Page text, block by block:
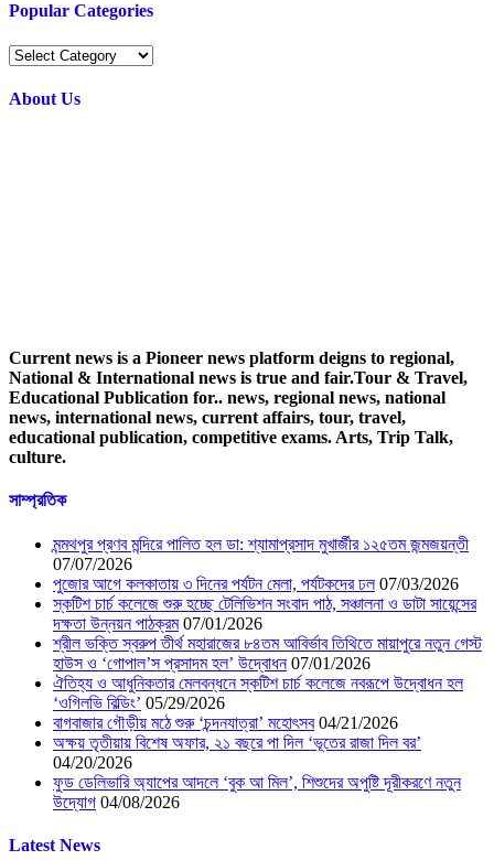
Popular Categories
Popular
About Us
Current news is a Pioneer news platform deigns to regional,
National & International news is true and fair.Tour & Travel,
Educational Publication for.. news, regional news, national
news, international news, current affairs, tour, travel,
educational publication, competitive exams. Arts, Trip Talk,
culture.
সাম্প্রতিক
মন্মথপুর প্রণব মন্দিরে পালিত হল ডা: শ্যামাপ্রসাদ মুখার্জীর ১২৫তম জন্মজয়ন্তী
07/07/2026
পুজোর আগে কলকাতায় ৩ দিনের পর্যটন মেলা, পর্যটকদের ঢল 07/03/2026
স্কটিশ চার্চ কলেজে শুরু হচ্ছে টেলিভিশন সংবাদ পাঠ, সঞ্চালনা ও ডাটা সায়েন্সের
দক্ষতা উন্নয়ন পাঠক্রম 07/01/2026
শ্রীল ভক্তি স্বরুপ তীর্থ মহারাজের ৮৪তম আবির্ভাব তিথিতে মায়াপুরে নতুন গেস্ট
হাউস ও ‘গোপাল’স প্রসাদম হল’ উদ্বোধন 07/01/2026
ঐতিহ্য ও আধুনিকতার মেলবন্ধনে স্কটিশ চার্চ কলেজে নবরূপে উদ্বোধন হল
‘ওগিলভি বিল্ডিং’ 05/29/2026
বাগবাজার গৌড়ীয় মঠে শুরু ‘চন্দনযাত্রা’ মহোৎসব 04/21/2026
অক্ষয় তৃতীয়ায় বিশেষ অফার, ২১ বছরে পা দিল ‘ভূতের রাজা দিল বর’
04/20/2026
ফুড ডেলিভারি অ্যাপের আদলে ‘বুক আ মিল’, শিশুদের অপুষ্টি দূরীকরণে নতুন
উদ্যোগ 04/08/2026
Latest News